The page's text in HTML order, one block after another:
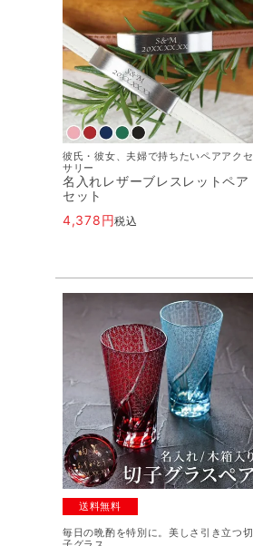
彼氏・彼女、夫婦で持ちたいペアアクセ
サリー
名入れレザーブレスレットペア
セット
4,378
税込
送料無料
毎日の晩酌を特別に。美しさ引き立つ切